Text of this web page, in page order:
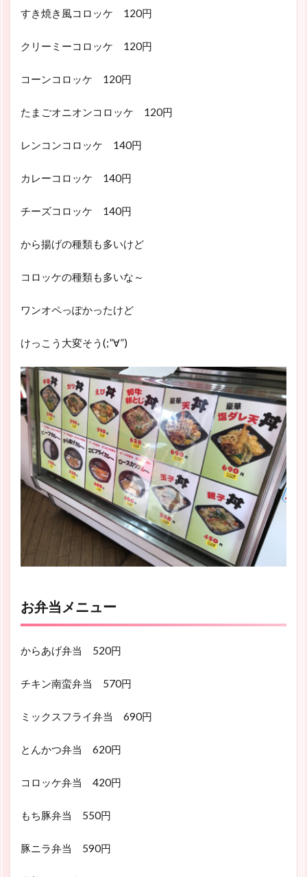
すき焼き風コロッケ 120円
クリーミーコロッケ 120円
コーンコロッケ 120円
たまごオニオンコロッケ 120円
レンコンコロッケ 140円
カレーコロッケ 140円
チーズコロッケ 140円
から揚げの種類も多いけど
コロッケの種類も多いな～
ワンオペっぽかったけど
けっこう大変そう(;”∀”)
お弁当メニュー
からあげ弁当 520円
チキン南蛮弁当 570円
ミックスフライ弁当 690円
とんかつ弁当 620円
コロッケ弁当 420円
もち豚弁当 550円
豚ニラ弁当 590円